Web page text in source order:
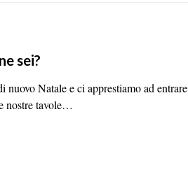
sei?
nuovo Natale e ci apprestiamo ad entrare
nostre tavole…